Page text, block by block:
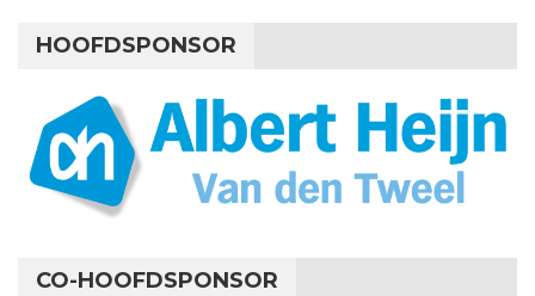
HOOFDSPONSOR
CO-HOOFDSPONSOR